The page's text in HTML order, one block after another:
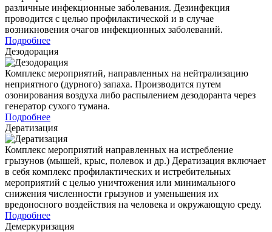
различные инфекционные заболевания. Дезинфекция
проводится с целью профилактической и в случае
возникновения очагов инфекционных заболеваний.
Подробнее
Дезодорация
Комплекс мероприятий, направленных на нейтрализацию
неприятного (дурного) запаха. Производится путем
озонирования воздуха либо распылением дезодоранта через
генератор сухого тумана.
Подробнее
Дератизация
Комплекс мероприятий направленных на истребление
грызунов (мышей, крыс, полевок и др.) Дератизация включает
в себя комплекс профилактических и истребительных
мероприятий с целью уничтожения или минимального
снижения численности грызунов и уменьшения их
вредоносного воздействия на человека и окружающую среду.
Подробнее
Демеркуризация